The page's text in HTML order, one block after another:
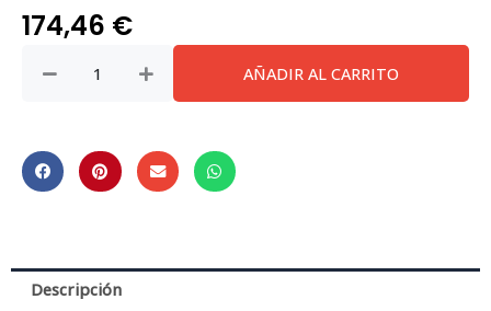
174,46 €
Led
38W
Blanca
cantidad
AÑADIR AL CARRITO
Descripción